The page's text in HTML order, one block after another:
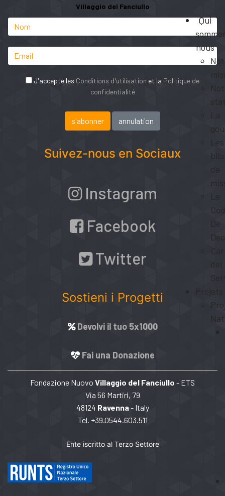
Qui
nous
Les
de
Le
De
dei
Projets
Villaggio del Fanciullo
J'accepte les Conditions d'utilisation et la Politique de
confidentialité
Suivez-nous en Sociaux
Instagram
Facebook
Twitter
Sostieni i Progetti
Devolvi il tuo 5x1000
Fai una Donazione
Fondazione Nuovo Villaggio del Fanciullo - ETS
Via 56 Martiri, 79
48124 Ravenna- Italy
Tel. +39.0544.603.511
Ente iscritto al Terzo Settore